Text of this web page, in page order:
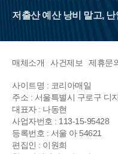
저출산 예산 낭비 말고,
매체소개 사건제보 제휴문
사이트명 : 코리아매일
주소 : 서울특별시 구로구 디
대표자 : 나동현
사업자번호 : 113-15-95428
등록번호 : 서울 아 54621
편집인 : 이원희